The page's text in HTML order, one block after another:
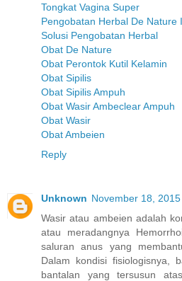
Tongkat Vagina Super
Pengobatan Herbal De Nature
Solusi Pengobatan Herbal
Obat De Nature
Obat Perontok Kutil Kelamin
Obat Sipilis
Obat Sipilis Ampuh
Obat Wasir Ambeclear Ampuh
Obat Wasir
Obat Ambeien
Reply
Unknown November 18,
Wasir atau ambeien adalah
atau meradangnya
saluran anus yang
Dalam kondisi fisiologisnya,
bantalan yang tersusun